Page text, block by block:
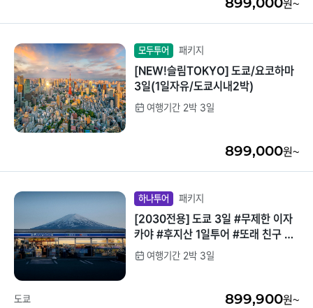
원~
모두투어 패키지
[NEW!슬림TOKYO] 도쿄/요코하마
3일(1일자유/도쿄시내2박)
여행기간 2박 3일
899,000원~
하나투어 패키지
[2030전용] 도쿄 3일 #무제한 이자
카야 #후지산 1일투어 #또래 친구 만
들기 #자유여행 #여행러버 모여라
여행기간 2박 3일
도쿄 899,900원~